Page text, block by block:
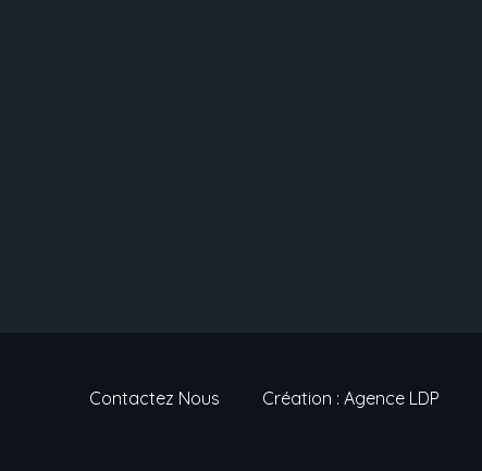
Contactez Nous Création : Agence LDP